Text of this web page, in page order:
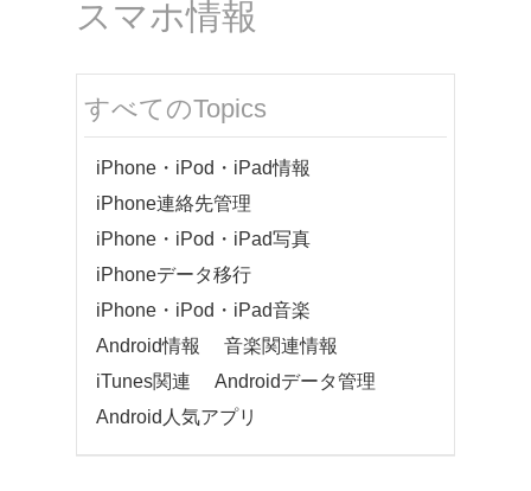
スマホ情報
すべてのTopics
iPhone・iPod・iPad情報
iPhone連絡先管理
iPhone・iPod・iPad写真
iPhoneデータ移行
iPhone・iPod・iPad音楽
Android情報
音楽関連情報
iTunes関連
Androidデータ管理
Android人気アプリ